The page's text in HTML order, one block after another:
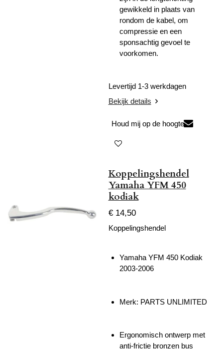
gewikkeld in plaats van
rondom de kabel, om
compressie en een
sponsachtig gevoel te
voorkomen.
Levertijd 1-3 werkdagen
Bekijk details
Houd mij op de hoogte
Koppelingshendel
Yamaha YFM 450
kodiak
€ 14,50
Koppelingshendel
Yamaha YFM 450 Kodiak
2003-2006
Merk: PARTS UNLIMITED
Ergonomisch ontwerp met
anti-frictie bronzen bus